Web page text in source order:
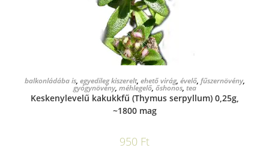
KOSÁRBA TESZEM
balkonládába is, egyedileg kiszerelt, ehető virág, évelő, fűszernövény,
gyógynövény, méhlegelő, őshonos, tea
Keskenylevelű kakukkfű (Thymus serpyllum) 0,25g,
~1800 mag
950 Ft